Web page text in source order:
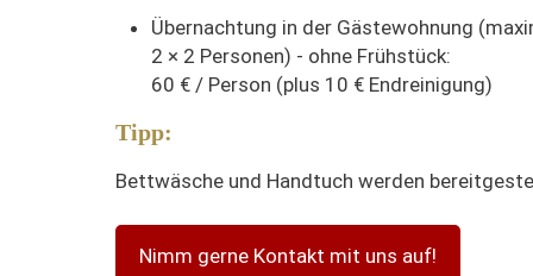
Übernachtung in der Gästewohnung
2 × 2 Personen) - ohne Frühstück:
60 € / Person (plus 10 € Endreinigung)
Tipp:
Bettwäsche und Handtuch werden
Nimm gerne Kontakt mit uns auf!